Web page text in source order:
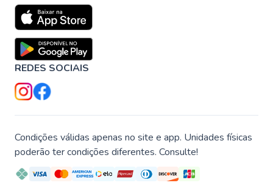
REDES SOCIAIS
Condições válidas apenas no site e app. Unidades físicas
poderão ter condições diferentes. Consulte!